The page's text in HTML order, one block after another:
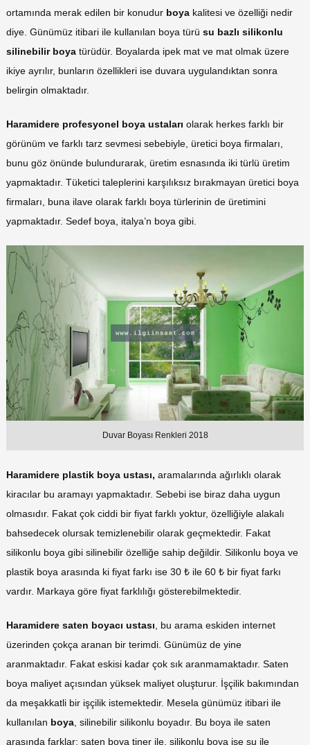
ortamında merak edilen bir konudur boya kalitesi ve özelliği nedir
diye. Günümüz itibari ile kullanılan boya türü su bazlı silikonlu
silinebilir boya türüdür. Boyalarda ipek mat ve mat olmak üzere
ikiye ayrılır, bunların özellikleri ise duvara uygulandıktan sonra
belirgin olmaktadır.
Haramidere profesyonel boya ustaları olarak herkes farklı bir
görünüm ve farklı tarz sevmesi sebebiyle, üretici boya firmaları,
bunu göz önünde bulundurarak, üretim esnasında iki türlü üretim
yapmaktadır. Tüketici taleplerini karşılıksız bırakmayan üretici boya
firmaları, buna ilave olarak farklı boya türlerinin de üretimini
yapmaktadır. Sedef boya, italya’n boya gibi.
Duvar Boyası Renkleri 2018
Haramidere plastik boya ustası, aramalarında ağırlıklı olarak
kiracılar bu aramayı yapmaktadır. Sebebi ise biraz daha uygun
olmasıdır. Fakat çok ciddi bir fiyat farklı yoktur, özelliğiyle alakalı
bahsedecek olursak temizlenebilir olarak geçmektedir. Fakat
silikonlu boya gibi silinebilir özelliğe sahip değildir. Silikonlu boya ve
plastik boya arasında ki fiyat farkı ise 30 ₺ ile 60 ₺ bir fiyat farkı
vardır. Markaya göre fiyat farklılığı gösterebilmektedir.
Haramidere saten boyacı ustası , bu arama eskiden internet
üzerinden çokça aranan bir terimdi. Günümüz de yine
aranmaktadır. Fakat eskisi kadar çok sık aranmamaktadır. Saten
boya maliyet açısından yüksek maliyet oluşturur. İşçilik bakımından
da meşakkatli bir işçilik istemektedir. Mesela günümüz itibari ile
kullanılan boya , silinebilir silikonlu boyadır. Bu boya ile saten
arasında farklar; saten boya tiner ile, silikonlu boya ise su ile